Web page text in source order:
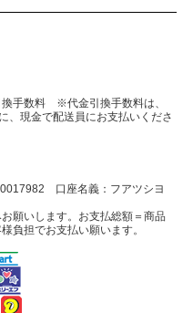
手数料 ※代金引換手数料は、
、現金で配送員にお支払いくださ
口座名義：フアツシヨ
願いします。お支払総額＝商品
担でお支払い願います。